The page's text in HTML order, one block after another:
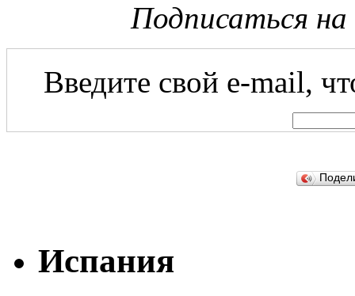
Подписаться
Введите свой e-mail,
Испания